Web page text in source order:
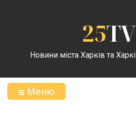
25TV
Новини міста Харків та
Меню